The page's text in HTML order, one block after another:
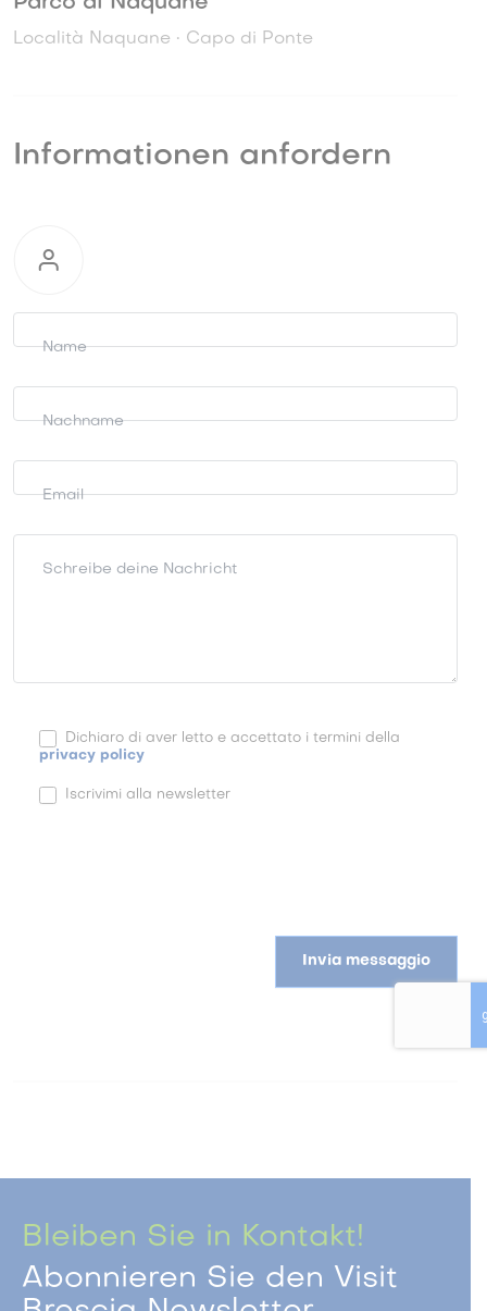
Località Naquane • Capo di Ponte
Informationen anfordern
Informationen
anfordern
Name
Nachname
Email
Schreibe deine Nachricht
Dichiaro di aver letto e accettato i termini della
privacy policy
Iscrivimi alla newsletter
Invia messaggio
Bleiben Sie in Kontakt!
Abonnieren Sie den Visit